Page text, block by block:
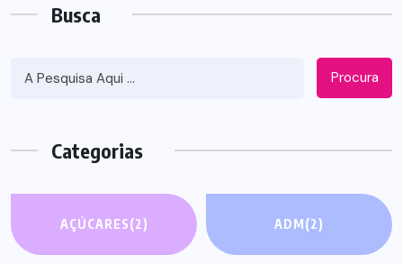
Busca
Procura
Categorias
AÇÚCARES(2) ADM(2)